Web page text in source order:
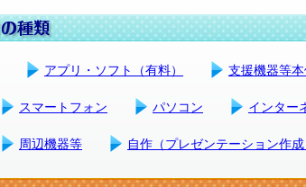
アプリ・ソフト（有料） 支援機器等
スマートフォン パソコン インター
周辺機器等 自作（プレゼンテーション作成